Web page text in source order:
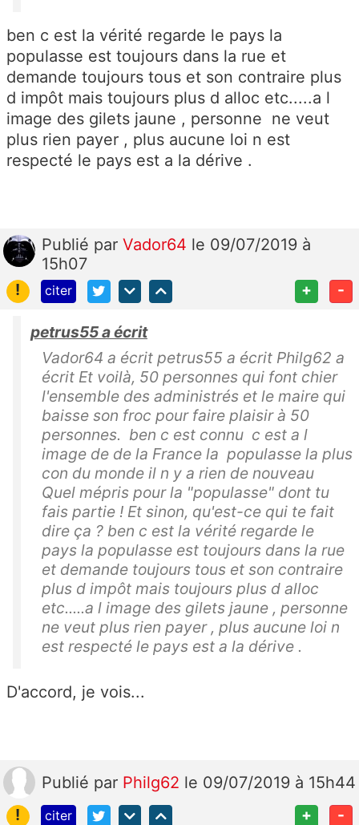
ben c est la vérité regarde le pays la
populasse est toujours dans la rue et
demande toujours tous et son contraire plus
d impôt mais toujours plus d alloc etc.....a l
image des gilets jaune , personne ne veut
plus rien payer , plus aucune loi n est
respecté le pays est a la dérive .
Publié par Vador64 le 09/07/2019 à
15h07
!
citer + -
petrus55 a écrit
Vador64 a écrit petrus55 a écrit Philg62 a
écrit Et voilà, 50 personnes qui font chier
l'ensemble des administrés et le maire qui
baisse son froc pour faire plaisir à 50
personnes. ben c est connu c est a l
image de de la France la populasse la plus
con du monde il n y a rien de nouveau
Quel mépris pour la "populasse" dont tu
fais partie ! Et sinon, qu'est-ce qui te fait
dire ça ? ben c est la vérité regarde le
pays la populasse est toujours dans la rue
et demande toujours tous et son contraire
plus d impôt mais toujours plus d alloc
etc.....a l image des gilets jaune , personne
ne veut plus rien payer , plus aucune loi n
est respecté le pays est a la dérive .
D'accord, je vois...
Publié par Philg62 le 09/07/2019 à 15h44
!
citer + -